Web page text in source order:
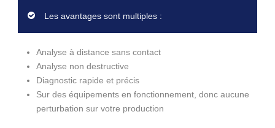
Les avantages sont multiples :
Analyse à distance sans contact
Analyse non destructive
Diagnostic rapide et précis
Sur des équipements en fonctionnement, donc aucune
perturbation sur votre production